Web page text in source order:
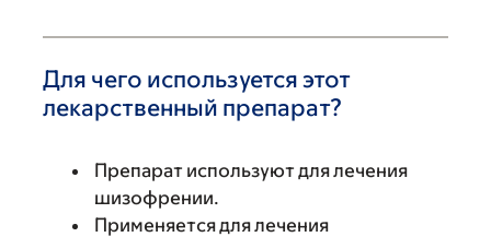
Для чего используется этот
лекарственный препарат?
Препарат используют для лечения
шизофрении.
Применяется для лечения